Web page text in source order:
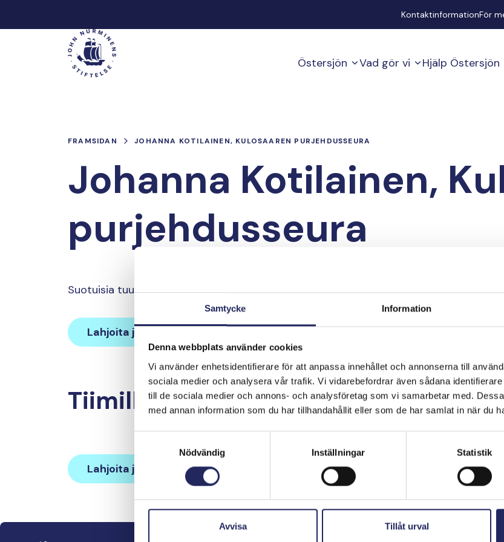
Samtycke Information
Denna webbplats använder cookies
Vi använder enhetsidentifierare för att anpassa innehållet och annonserna till
sociala medier och analysera vår trafik. Vi vidarebefordrar även sådana
till de sociala medier och annons- och analysföretag som vi samarbetar med.
med annan information som du har tillhandahållit eller som de har samlat in när du
Nödvändig
Inställningar Statistik
Avvisa Tillåt urval
KontaktinformationFör
Main Östersjön Vad gör vi Hjälp Östersjön
FRAMSIDAN JOHANNA KOTILAINEN, KULOSAAREN PURJEHDUSSEURA
Johanna Kotilainen,
purjehdusseura
Suotuisia tuulia tuleville purjehduksillenne ....
Lahjoita ja liity tähän tiimiin
Tiimille tehdyt lahjoitukset
Lahjoita ja liity tähän tiimiin